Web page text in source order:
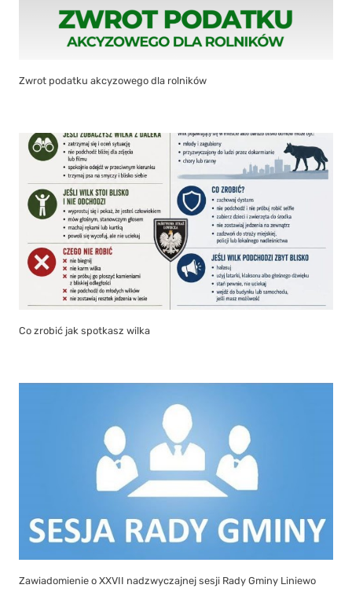
Zwrot podatku akcyzowego dla rolników
Co zrobić jak spotkasz wilka
Zawiadomienie o XXVII nadzwyczajnej sesji Rady Gminy Liniewo